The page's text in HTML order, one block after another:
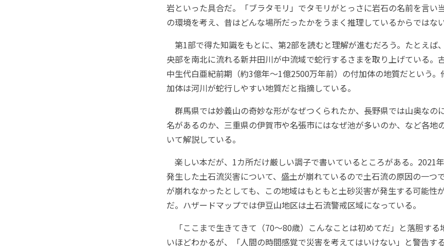
岩といった具合だ。「ブラタモリ」でタモリがとっさに岩石の名前を言い
の環境を考え、昔はどんな場所だったかをうまく推理しているからではな
第1部で得た知識をもとに、第2部を読むと理解が進むだろう。たとえば
央部を南北に流れる新井田川が中流域で蛇行するさまを取り上げている。
中生代白亜紀前期（約3億年～1億2500万年前）の付加体の地質だという
加体は河川が蛇行しやすい地質だと指摘している。
群馬県では妙義山の奇妙な形がなぜつくられたか、長野県では山奥なの
名があるのか、三重県の伊賀市や名張市にはなぜ池が多いのか、など各地
いて解説している。
楽しい本だが、1カ所だけ厳しい調子で書いているところがある。2021
発生した土石流災害について、盛土が崩れているので土石流の原因の一つ
が崩れなかったとしても、この地域はもともと土砂災害が発生する可能性
だ。ハザードマップでは伊豆山地区は土石流警戒区域になっている。
「ここまで生きてきて（70～80歳）こんなことは初めてだ」と落胆する
いほどわかるが、「人間の時間感覚で災害を考えてはいけない」と警告する